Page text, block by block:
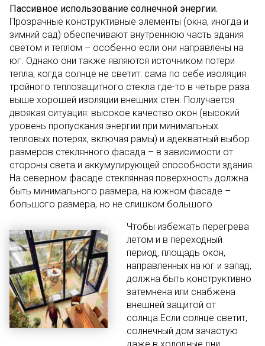
Пассивное использование солнечной энергии.
Прозрачные конструктивные элементы (окна, иногда и
зимний сад) обеспечивают внутреннюю часть здания
светом и теплом – особенно если они направлены на
юг. Однако они также являются источником потери
тепла, когда солнце не светит: сама по себе изоляция
тройного теплозащитного стекла где-то в четыре раза
выше хорошей изоляции внешних стен. Получается
двоякая ситуация: высокое качество окон (высокий
уровень пропускания энергии при минимальных
тепловых потерях, включая рамы) и адекватный выбор
размеров стеклянного фасада – в зависимости от
стороны света и аккумулирующей способности здания.
На северном фасаде стеклянная поверхность должна
быть минимального размера, на южном фасаде –
большого размера, но не слишком большого.
Чтобы избежать перегрева
летом и в переходный
период, площадь окон,
направленных на юг и запад,
должна быть конструктивно
затемнена или снабжена
внешней защитой от
солнца.Если солнце светит,
солнечный дом зачастую